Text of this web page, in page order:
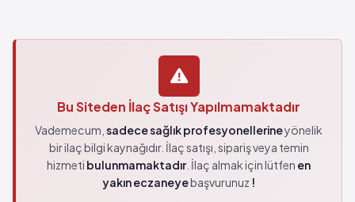
Bu Siteden İlaç Satışı Yapılmamaktadır
Vademecum, sadece sağlık profesyonellerineyönelik
bir ilaç bilgi kaynağıdır. İlaç satışı, sipariş veya temin
hizmeti bulunmamaktadır. İlaç almak için lütfen en
yakın eczaneyebaşvurunuz !